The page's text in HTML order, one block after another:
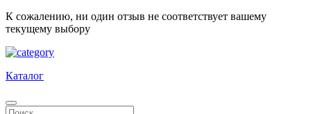
К сожалению, ни один отзыв не соответствует вашему
текущему выбору
Каталог